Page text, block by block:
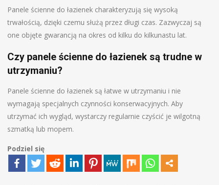
Panele ścienne do łazienek charakteryzują się wysoką
trwałością, dzięki czemu służą przez długi czas. Zazwyczaj są
one objęte gwarancją na okres od kilku do kilkunastu lat.
Czy panele ścienne do łazienek są trudne w
utrzymaniu?
Panele ścienne do łazienek są łatwe w utrzymaniu i nie
wymagają specjalnych czynności konserwacyjnych. Aby
utrzymać ich wygląd, wystarczy regularnie czyścić je wilgotną
szmatką lub mopem.
Podziel się